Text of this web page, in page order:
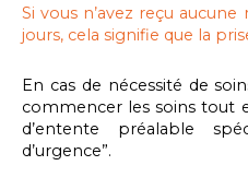
Si vous n’avez reçu
jours, cela signifie que la
En cas de nécessité de
commencer les soins tout
d’entente préalable
d’urgence”.